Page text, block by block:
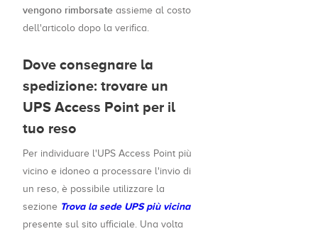
vengono rimborsate assieme al costo
dell'articolo dopo la verifica.
Dove consegnare la
spedizione: trovare un
UPS Access Point per il
tuo reso
Per individuare l'UPS Access Point più
vicino e idoneo a processare l'invio di
un reso, è possibile utilizzare la
sezione Trova la sede UPS più vicina
presente sul sito ufficiale. Una volta